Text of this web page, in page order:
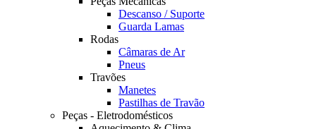
Descanso / Suporte
Guarda Lamas
Rodas
Câmaras de Ar
Pneus
Travões
Manetes
Pastilhas de Travão
Peças - Eletrodomésticos